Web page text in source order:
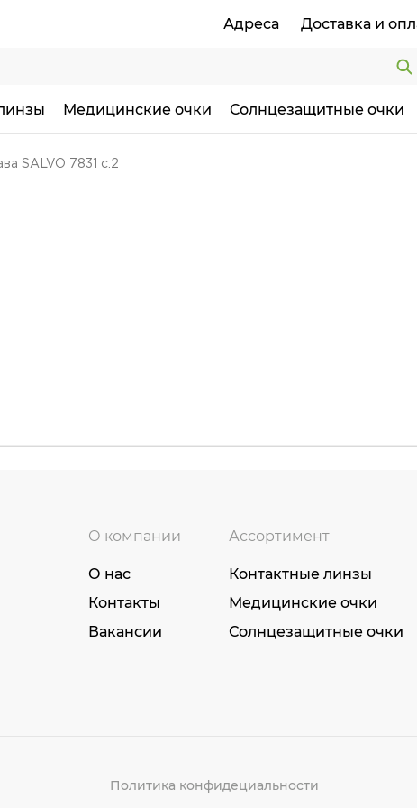
Адреса Доставка и
Медицинские очки Солнцезащитные очки
SALVO 7831 c.2
О компании
О нас
Контакты
Вакансии
Ассортимент
Контактные линзы
Медицинские очки
Солнцезащитные очки
Политика конфидециальности